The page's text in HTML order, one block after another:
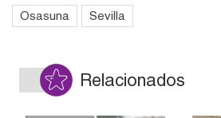
Osasuna Sevilla
Relacionados